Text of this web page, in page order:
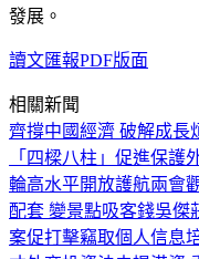
發展。
讀文匯報PDF版面
相關新聞
齊撐中國經濟 破解成長
「四樑八柱」促進保護
輪高水平開放護航兩會
配套 變景點吸客錢吳傑
案促打擊竊取個人信息